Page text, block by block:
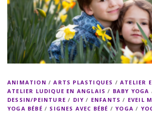
ANIMATION /ARTS PLASTIQUES /ATELIER
ATELIER LUDIQUE EN ANGLAIS / BABY YOGA
DESSIN/PEINTURE / DIY / ENFANTS / EVEIL
YOGA BÉBÉ / SIGNES AVEC BÉBÉ /YOGA /